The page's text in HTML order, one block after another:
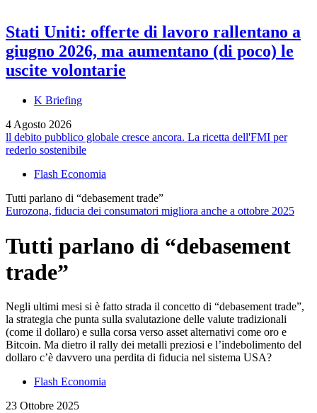
Stati Uniti: offerte di lavoro rallentano a
giugno 2026, ma aumentano (di poco) le
uscite volontarie
K Briefing
4 Agosto 2026
ll debito pubblico globale cresce ancora. La ricetta dell'FMI per
rederlo sostenibile
Flash Economia
Tutti parlano di “debasement trade”
Eurozona, fiducia dei consumatori migliora anche a ottobre 2025
Tutti parlano di “debasement
trade”
Negli ultimi mesi si è fatto strada il concetto di “debasement trade”,
la strategia che punta sulla svalutazione delle valute tradizionali
(come il dollaro) e sulla corsa verso asset alternativi come oro e
Bitcoin. Ma dietro il rally dei metalli preziosi e l’indebolimento del
dollaro c’è davvero una perdita di fiducia nel sistema USA?
Flash Economia
23 Ottobre 2025